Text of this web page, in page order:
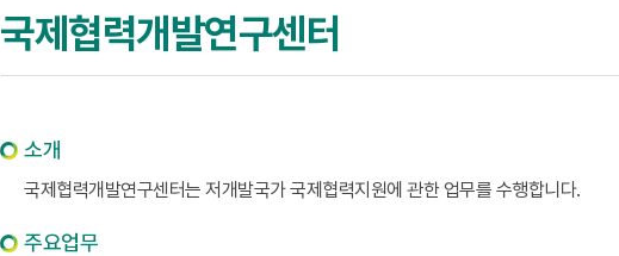
국제협력개발연구센터
소개
국제협력개발연구센터는 저개발국가 국제협력지원에 관한 업무를 수행합니다.
주요업무